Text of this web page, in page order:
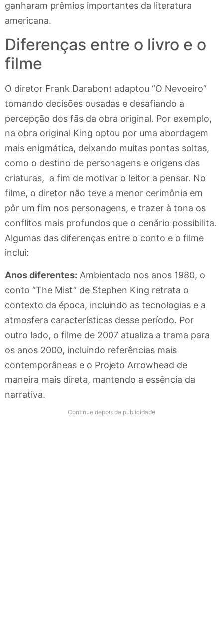
ganharam prêmios importantes da literatura
americana.
Diferenças entre o livro e o
filme
O diretor Frank Darabont adaptou “O Nevoeiro”
tomando decisões ousadas e desafiando a
percepção dos fãs da obra original. Por exemplo,
na obra original King optou por uma abordagem
mais enigmática, deixando muitas pontas soltas,
como o destino de personagens e origens das
criaturas, a fim de motivar o leitor a pensar. No
filme, o diretor não teve a menor cerimônia em
pôr um fim nos personagens, e trazer à tona os
conflitos mais profundos que o cenário possibilita.
Algumas das diferenças entre o conto e o filme
inclui:
Anos diferentes: Ambientado nos anos 1980, o
conto “The Mist” de Stephen King retrata o
contexto da época, incluindo as tecnologias e a
atmosfera características desse período. Por
outro lado, o filme de 2007 atualiza a trama para
os anos 2000, incluindo referências mais
contemporâneas e o Projeto Arrowhead de
maneira mais direta, mantendo a essência da
narrativa.
Continue depois da publicidade